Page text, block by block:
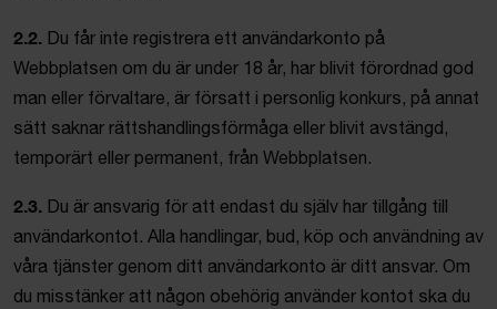
2.2. Du får inte registrera ett användarkonto på
Webbplatsen om du är under 18 år, har blivit förordnad god
man eller förvaltare, är försatt i personlig konkurs, på annat
sätt saknar rättshandlingsförmåga eller blivit avstängd,
temporärt eller permanent, från Webbplatsen.
2.3. Du är ansvarig för att endast du själv har tillgång till
användarkontot. Alla handlingar, bud, köp och användning av
våra tjänster genom ditt användarkonto är ditt ansvar. Om
du misstänker att någon obehörig använder kontot ska du